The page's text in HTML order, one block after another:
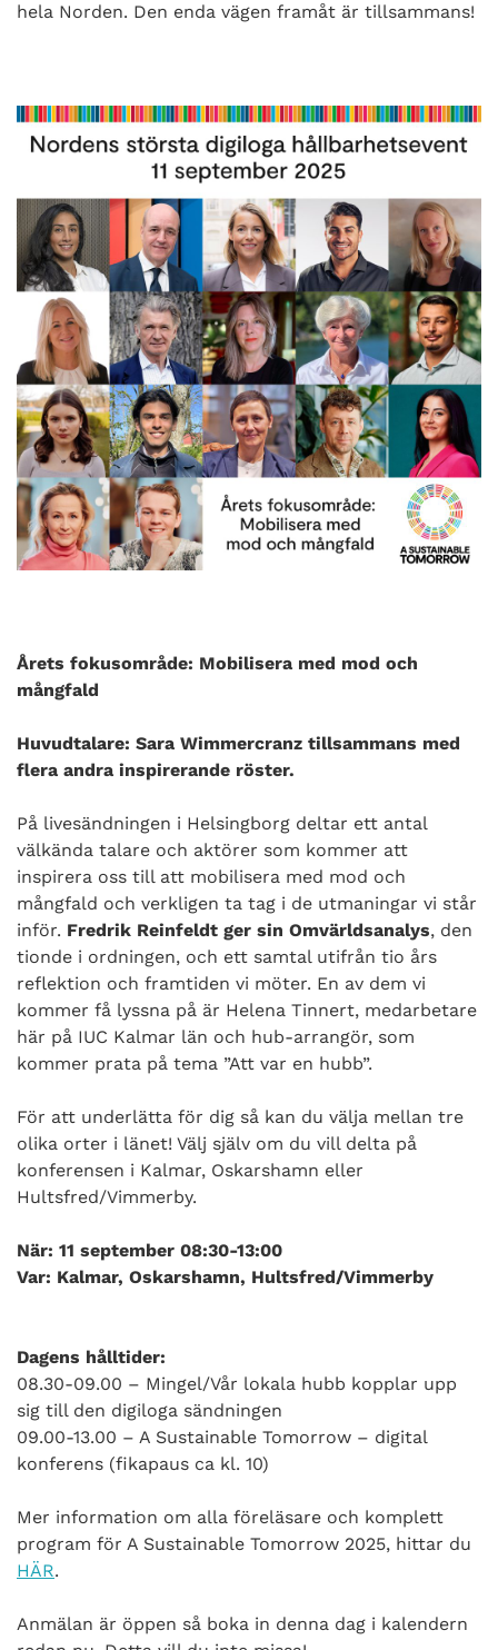
hela Norden. Den enda vägen framåt är tillsammans!
Årets fokusområde: Mobilisera med mod och
mångfald
Huvudtalare: Sara Wimmercranz tillsammans med
flera andra inspirerande röster.
På livesändningen i Helsingborg deltar ett antal
välkända talare och aktörer som kommer att
inspirera oss till att mobilisera med mod och
mångfald och verkligen ta tag i de utmaningar vi står
inför. Fredrik Reinfeldt ger sin Omvärldsanalys, den
tionde i ordningen, och ett samtal utifrån tio års
reflektion och framtiden vi möter. En av dem vi
kommer få lyssna på är Helena Tinnert, medarbetare
här på IUC Kalmar län och hub-arrangör, som
kommer prata på tema ”Att var en hubb”.
För att underlätta för dig så kan du välja mellan tre
olika orter i länet! Välj själv om du vill delta på
konferensen i Kalmar, Oskarshamn eller
Hultsfred/Vimmerby.
När: 11 september 08:30-13:00
Var: Kalmar, Oskarshamn, Hultsfred/Vimmerby
Dagens hålltider:
08.30-09.00 – Mingel/Vår lokala hubb kopplar upp
sig till den digiloga sändningen
09.00-13.00 – A Sustainable Tomorrow – digital
konferens (fikapaus ca kl. 10)
Mer information om alla föreläsare och komplett
program för A Sustainable Tomorrow 2025, hittar du
HÄR.
Anmälan är öppen så boka in denna dag i kalendern